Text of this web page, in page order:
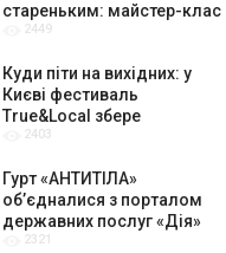
стареньким: майстер-клас
від БФ «Юлині Бабусі» на
2449
Куди піти на вихідних: у
Києві фестиваль
True&Local збере
крафтярів, лекторів і гурт
2403
Гурт «АНТИТІЛА»
обʼєдналися з порталом
державних послуг «Дія»
для привітання молодят
2321